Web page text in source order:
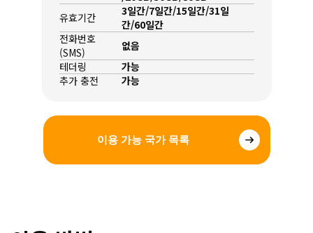
유효기간
3일간/7일간/15일간/31일
간/60일간
전화번호
(SMS)
없음
테더링
가능
추가 충전
가능
이용 가능 국가 목록